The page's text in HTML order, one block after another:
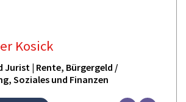
Kosick
| Rente, Bürgergeld /
Soziales und Finanzen